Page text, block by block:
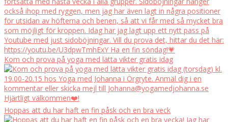
Kom och prova på yoga med lätta vikter gratis idag
Hoppas att du har haft en fin påsk och en bra veck